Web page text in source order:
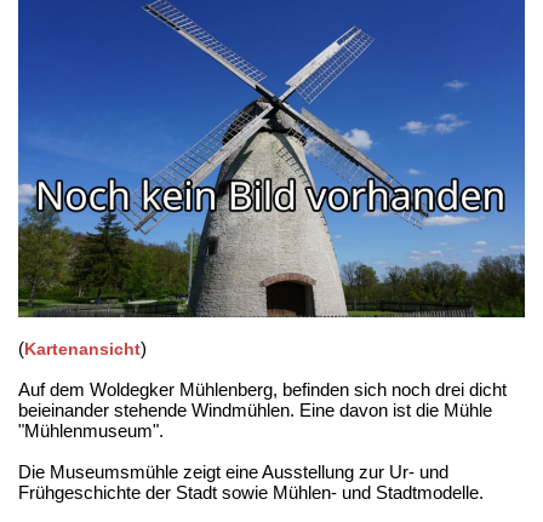
(Kartenansicht)
Auf dem Woldegker Mühlenberg, befinden sich noch drei dicht
beieinander stehende Windmühlen. Eine davon ist die Mühle
"Mühlenmuseum".
Die Museumsmühle zeigt eine Ausstellung zur Ur- und
Frühgeschichte der Stadt sowie Mühlen- und Stadtmodelle.